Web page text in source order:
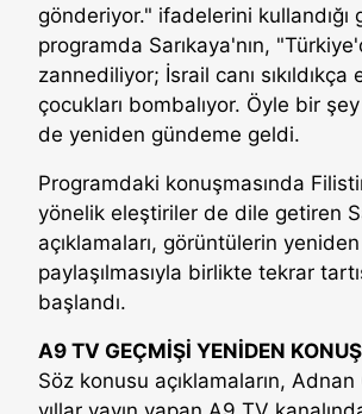
gönderiyor." ifadelerini kullandığı
programda Sarıkaya'nın,
zannediliyor; İsrail canı sıkıldıkça
çocukları bombalıyor. Öyle bir
de yeniden gündeme geldi.
Programdaki konuşmasında
yönelik eleştiriler de dile getiren
açıklamaları, görüntülerin yeniden
paylaşılmasıyla birlikte tekrar
başlandı.
A9 TV GEÇMİŞİ YENİDEN
Söz konusu açıklamaların, Adnan